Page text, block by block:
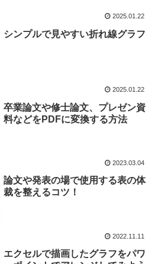
2025.01.22
シンプルで見やすい折れ線グラフ
2025.01.22
卒業論文や修士論文、プレゼン資
料などをPDFに変換する方法
2023.03.04
論文や発表の場で使用する表の体
裁を整えるコツ！
2022.11.11
エクセルで描画したグラフをパワ